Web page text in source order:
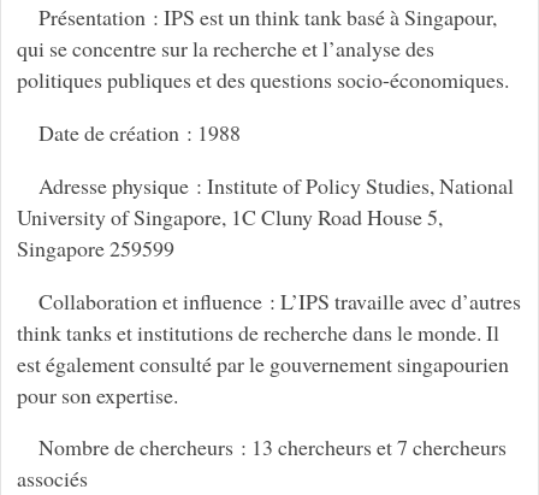
Présentation : IPS est un think tank basé à Singapour,
qui se concentre sur la recherche et l’analyse des
politiques publiques et des questions socio-économiques.
Date de création : 1988
Adresse physique : Institute of Policy Studies, National
University of Singapore, 1C Cluny Road House 5,
Singapore 259599
Collaboration et influence : L’IPS travaille avec d’autres
think tanks et institutions de recherche dans le monde. Il
est également consulté par le gouvernement singapourien
pour son expertise.
Nombre de chercheurs : 13 chercheurs et 7 chercheurs
associés